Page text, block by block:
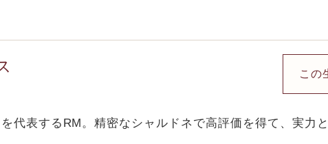
この
代表するRM。精密なシャルドネで高評価を得て、実力